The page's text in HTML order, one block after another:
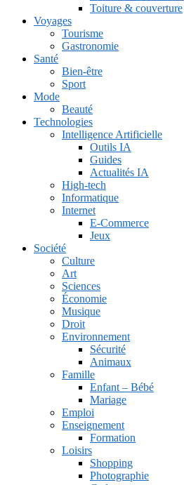
Toiture & couverture
Voyages
Tourisme
Gastronomie
Santé
Bien-être
Sport
Mode
Beauté
Technologies
Intelligence Artificielle
Outils IA
Guides
Actualités IA
High-tech
Informatique
Internet
E-Commerce
Jeux
Société
Culture
Art
Sciences
Économie
Musique
Droit
Environnement
Sécurité
Animaux
Famille
Enfant – Bébé
Mariage
Emploi
Enseignement
Formation
Loisirs
Shopping
Photographie